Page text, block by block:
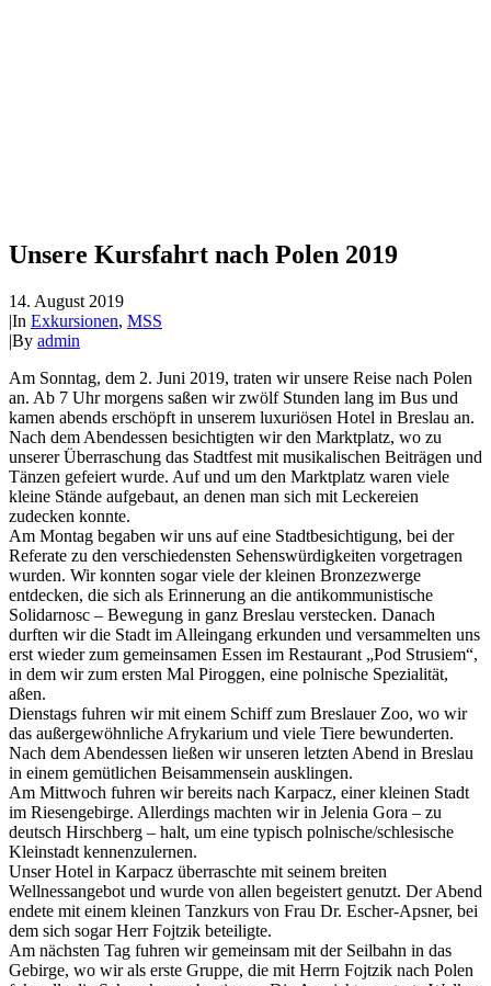
Unsere Kursfahrt nach Polen 2019
14. August 2019
|In Exkursionen, MSS
|By admin
Am Sonntag, dem 2. Juni 2019, traten wir unsere Reise nach Polen
an. Ab 7 Uhr morgens saßen wir zwölf Stunden lang im Bus und
kamen abends erschöpft in unserem luxuriösen Hotel in Breslau an.
Nach dem Abendessen besichtigten wir den Marktplatz, wo zu
unserer Überraschung das Stadtfest mit musikalischen Beiträgen und
Tänzen gefeiert wurde. Auf und um den Marktplatz waren viele
kleine Stände aufgebaut, an denen man sich mit Leckereien
zudecken konnte.
Am Montag begaben wir uns auf eine Stadtbesichtigung, bei der
Referate zu den verschiedensten Sehenswürdigkeiten vorgetragen
wurden. Wir konnten sogar viele der kleinen Bronzezwerge
entdecken, die sich als Erinnerung an die antikommunistische
Solidarnosc – Bewegung in ganz Breslau verstecken. Danach
durften wir die Stadt im Alleingang erkunden und versammelten uns
erst wieder zum gemeinsamen Essen im Restaurant „Pod Strusiem“,
in dem wir zum ersten Mal Piroggen, eine polnische Spezialität,
aßen.
Dienstags fuhren wir mit einem Schiff zum Breslauer Zoo, wo wir
das außergewöhnliche Afrykarium und viele Tiere bewunderten.
Nach dem Abendessen ließen wir unseren letzten Abend in Breslau
in einem gemütlichen Beisammensein ausklingen.
Am Mittwoch fuhren wir bereits nach Karpacz, einer kleinen Stadt
im Riesengebirge. Allerdings machten wir in Jelenia Gora – zu
deutsch Hirschberg – halt, um eine typisch polnische/schlesische
Kleinstadt kennenzulernen.
Unser Hotel in Karpacz überraschte mit seinem breiten
Wellnessangebot und wurde von allen begeistert genutzt. Der Abend
endete mit einem kleinen Tanzkurs von Frau Dr. Escher-Apsner, bei
dem sich sogar Herr Fojtzik beteiligte.
Am nächsten Tag fuhren wir gemeinsam mit der Seilbahn in das
Gebirge, wo wir als erste Gruppe, die mit Herrn Fojtzik nach Polen